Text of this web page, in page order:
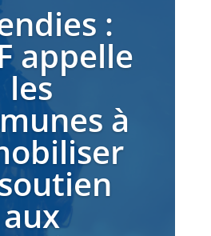
:
appelle
les
à
aux